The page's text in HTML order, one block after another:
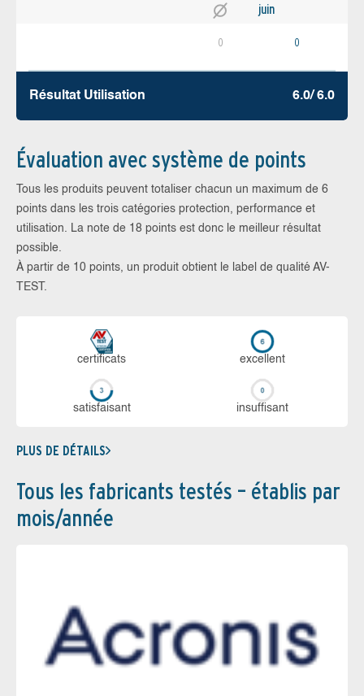
juin
0 0
Résultat Utilisation 6.0/ 6.0
Évaluation avec système de points
Tous les produits peuvent totaliser chacun un maximum de 6
points dans les trois catégories protection, performance et
utilisation. La note de 18 points est donc le meilleur résultat
possible.
À partir de 10 points, un produit obtient le label de qualité AV-
TEST.
certi­ficats ex­cellent
sa­tis­fai­sant in­suf­fi­sant
PLUS DE DÉTAILS
Tous les fabricants testés – établis par
mois/année